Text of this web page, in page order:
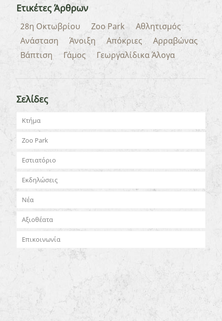
Ετικέτες Άρθρων
28η Οκτωβρίου Zoo Park
Αθλητισμός
Ανάσταση
Άνοιξη Απόκριες
Αρραβώνας
Βάπτιση
Γάμος Γεωργαλίδικα Άλογα
Σελίδες
Κτήμα
Zoo Park
Εστιατόριο
Εκδηλώσεις
Νέα
Αξιοθέατα
Επικοινωνία